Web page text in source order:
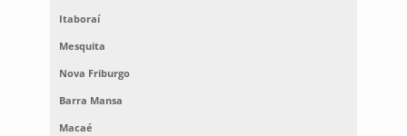
Itaboraí
Mesquita
Nova Friburgo
Barra Mansa
Macaé